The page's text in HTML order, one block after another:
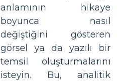
anlamının hikaye
boyunca nasıl
değiştiğini gösteren
görsel ya da yazılı bir
temsil oluşturmalarını
isteyin. Bu, analitik